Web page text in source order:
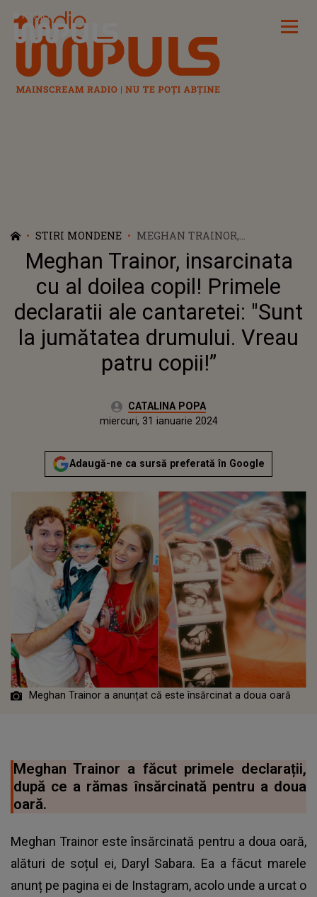
Radio Impuls
STIRI MONDENE
MEGHAN TRAINOR,
INSARCINATA CU AL DOILEA
COPIL! PRIMELE DECLARATII
ALE CANTARETEI: "SUNT LA
JUMĂTATEA DRUMULUI.
VREAU PATRU COPII!”
Meghan Trainor, insarcinata
cu al doilea copil! Primele
declaratii ale cantaretei: "Sunt
la jumătatea drumului. Vreau
patru copii!”
Autor:CATALINA POPA
marți, 31 ianuarie 2023Actualizat:
miercuri, 31 ianuarie 2024
Adaugă-ne ca sursă preferată în Google
Meghan Trainor a anunțat că este însărcinat a doua oară
Meghan Trainor a făcut primele declarații,
după ce a rămas însărcinată pentru a doua
oară.
Meghan Trainor este însărcinată pentru a doua oară,
alături de soțul ei, Daryl Sabara. Ea a făcut marele
anunț pe pagina ei de Instagram, acolo unde a urcat o